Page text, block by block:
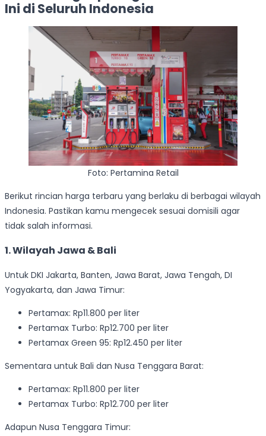
Ini di Seluruh Indonesia
Foto: Pertamina Retail
Berikut rincian harga terbaru yang berlaku di berbagai wilayah
Indonesia. Pastikan kamu mengecek sesuai domisili agar
tidak salah informasi.
1. Wilayah Jawa & Bali
Untuk DKI Jakarta, Banten, Jawa Barat, Jawa Tengah, DI
Yogyakarta, dan Jawa Timur:
Pertamax: Rp11.800 per liter
Pertamax Turbo: Rp12.700 per liter
Pertamax Green 95: Rp12.450 per liter
Sementara untuk Bali dan Nusa Tenggara Barat:
Pertamax: Rp11.800 per liter
Pertamax Turbo: Rp12.700 per liter
Adapun Nusa Tenggara Timur: